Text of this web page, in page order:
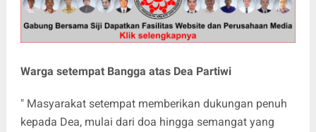
Warga setempat Bangga atas Dea Partiwi
" Masyarakat setempat memberikan dukungan penuh
kepada Dea, mulai dari doa hingga semangat yang